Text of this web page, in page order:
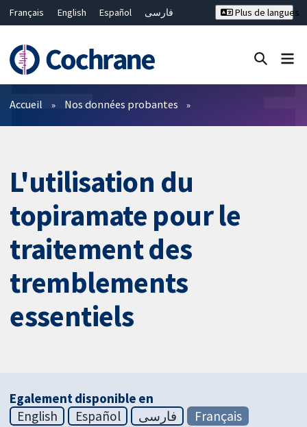
Français English Español
فارسی
Bahasa Malaysia
ไทย
繁體中文
简体中文
Plus de langues
Filtres
Accueil Nos données probantes
L'utilisation du
topiramate pour le
traitement des
tremblements
essentiels
Egalement disponible en
English
Español فارسی
Français